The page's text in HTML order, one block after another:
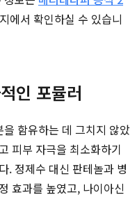
에서 확인하실 수 있습니
인 포뮬러
함유하는 데 그치지 않았
피부 자극을 최소화하기
. 정제수 대신 판테놀과 병
효과를 높였고, 나이아신